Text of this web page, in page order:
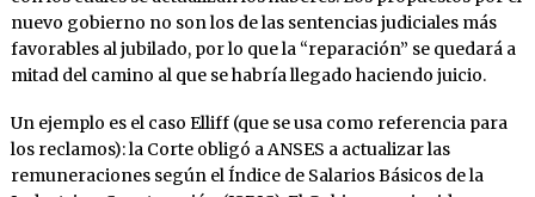
nuevo gobierno no son los de las sentencias judiciales más
favorables al jubilado, por lo que la “reparación” se quedará a
mitad del camino al que se habría llegado haciendo juicio.
Un ejemplo es el caso Elliff (que se usa como referencia para
los reclamos): la Corte obligó a ANSES a actualizar las
remuneraciones según el Índice de Salarios Básicos de la